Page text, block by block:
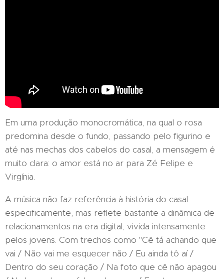
Em uma produção monocromática, na qual o rosa
predomina desde o fundo, passando pelo figurino e
até nas mechas dos cabelos do casal, a mensagem é
muito clara: o amor está no ar para Zé Felipe e
Virgínia.
A música não faz referência à história do casal
especificamente, mas reflete bastante a dinâmica de
relacionamentos na era digital, vivida intensamente
pelos jovens. Com trechos como "Cê tá achando que
vai / Não vai me esquecer não / Eu ainda tô aí /
Dentro do seu coração / Na foto que cê não apagou